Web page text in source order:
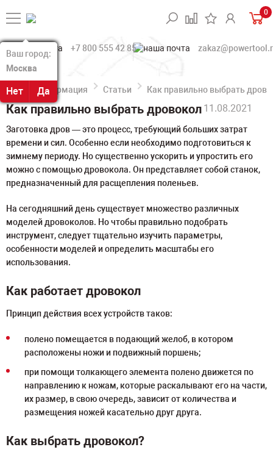
Ваш город:
Москва
Нет Да
Ваш город:
Москва
Нет Да
0
+7 800 555 42 85
Информация Статьи Как правильно выбрать
Как правильно выбрать дровокол 11.08.2021
Заготовка дров — это процесс, требующий больших затрат
времени и сил. Особенно если необходимо подготовиться к
зимнему периоду. Но существенно ускорить и упростить его
можно с помощью дровокола. Он представляет собой станок,
предназначенный для расщепления поленьев.
На сегодняшний день существует множество различных
моделей дровоколов. Но чтобы правильно подобрать
инструмент, следует тщательно изучить параметры,
особенности моделей и определить масштабы его
использования.
Как работает дровокол
Принцип действия всех устройств таков:
полено помещается в подающий желоб, в котором
расположены ножи и подвижный поршень;
при помощи толкающего элемента полено движется по
направлению к ножам, которые раскалывают его на части,
их размер, в свою очередь, зависит от количества и
размещения ножей касательно друг друга.
Как выбрать дровокол?